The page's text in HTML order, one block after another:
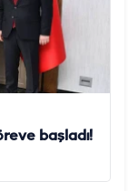
başladı!